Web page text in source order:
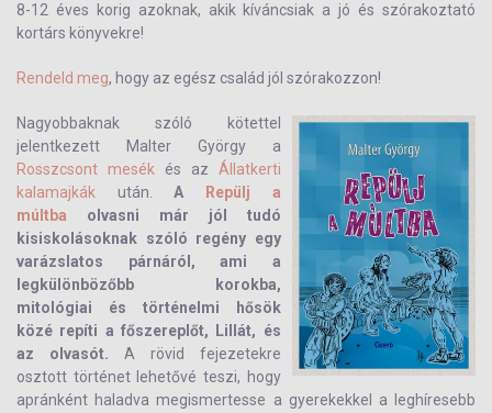
8-12 éves korig azoknak, akik kíváncsiak a jó és szórakoztató
kortárs könyvekre!
Rendeld meg, hogy az egész család jól szórakozzon!
Nagyobbaknak szóló kötettel
jelentkezett Malter György a
Rosszcsont mesékés az Állatkerti
kalamajkák után. A
Repülj a
múltba olvasni már jól tudó
kisiskolásoknak szóló regény egy
varázslatos párnáról, ami a
legkülönbözőbb korokba,
mitológiai és történelmi hősök
közé repíti a főszereplőt, Lillát, és
az olvasót. A rövid fejezetekre
osztott történet lehetővé teszi, hogy
apránként haladva megismertesse a gyerekekkel a leghíresebb